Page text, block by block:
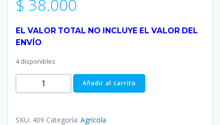
$ 38.000
EL VALOR TOTAL NO INCLUYE EL VALOR DEL
ENVÍO
4 disponibles
Herbicida
Estelar
litro
Añadir al carrito
SKU: 409 Categoría: Agrícola